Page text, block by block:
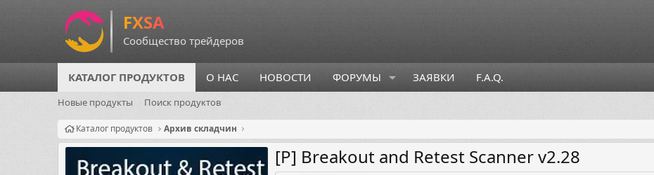
КАТАЛОГ ПРОДУКТОВ О НАС НОВОСТИ ФОРУМЫ ЗАЯВКИ F.A.Q.
Новые продукты Поиск продуктов
Каталог продуктов Архив складчин
[P] Breakout and Retest Scanner v2.28